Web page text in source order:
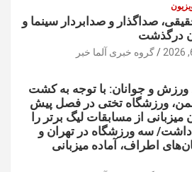
صداگذار و صدابردار سینما و
درگذشت
گروه خبری آلما خبر
ورزش و جوانان: با توجه به کشت
چمن، ورزشگاه تختی در فصل پیش
میزبانی از مسابقات لیگ برتر را
داشت/ سه ورزشگاه در تهران و
اطراف، آماده میزبانی